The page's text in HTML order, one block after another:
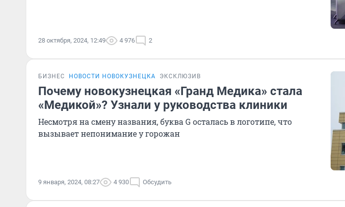
28 октября, 2024, 12:49 4 976 2
БИЗНЕС НОВОСТИ НОВОКУЗНЕЦКА ЭКСКЛЮЗИВ
Почему новокузнецкая «Гранд Медика» стала
«Медикой»? Узнали у руководства клиники
Несмотря на смену названия, буква G осталась в логотипе, что
вызывает непонимание у горожан
9 января, 2024, 08:27 4 930 Обсудить